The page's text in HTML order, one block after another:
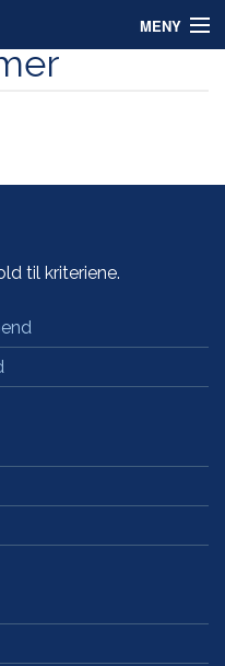
MENY
til kriteriene.